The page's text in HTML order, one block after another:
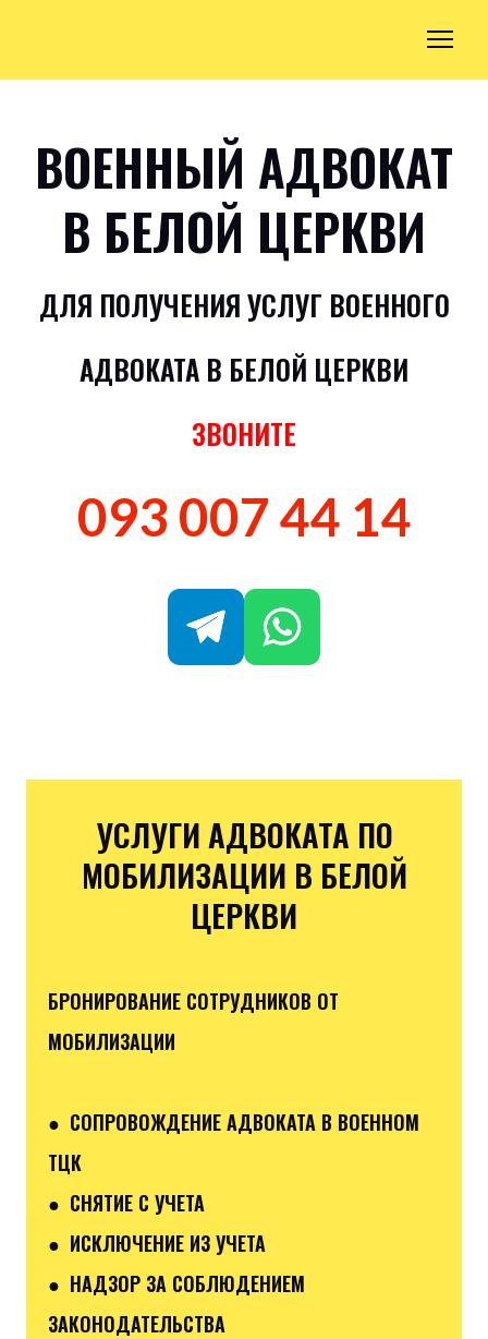
ВОЕННЫЙ АДВОКАТ
В БЕЛОЙ ЦЕРКВИ
ДЛЯ ПОЛУЧЕНИЯ УСЛУГ ВОЕННОГО
АДВОКАТА В БЕЛОЙ ЦЕРКВИ
ЗВОНИТЕ
093 007 44 14
УСЛУГИ АДВОКАТА ПО
МОБИЛИЗАЦИИ В БЕЛОЙ
ЦЕРКВИ
БРОНИРОВАНИЕ СОТРУДНИКОВ ОТ
МОБИЛИЗАЦИИ
● СОПРОВОЖДЕНИЕ АДВОКАТА В ВОЕННОМ
ТЦК
● СНЯТИЕ С УЧЕТА
● ИСКЛЮЧЕНИЕ ИЗ УЧЕТА
● НАДЗОР ЗА СОБЛЮДЕНИЕМ
ЗАКОНОДАТЕЛЬСТВА